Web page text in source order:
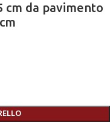
cm da pavimento